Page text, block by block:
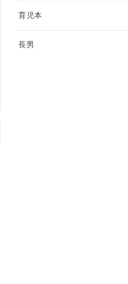
育児本
長男